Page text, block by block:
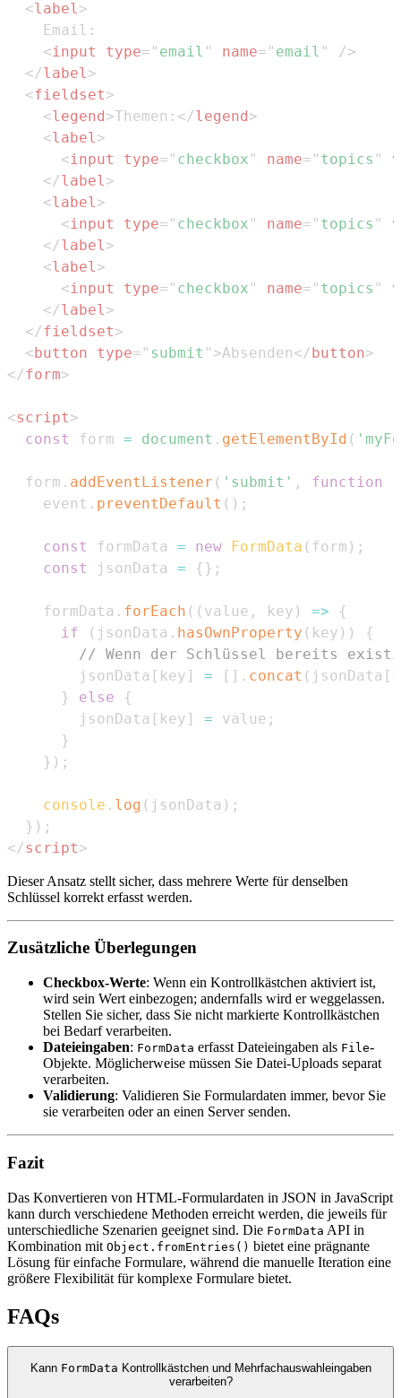
<label >
<input type= " email " name= " email "
/>
</label >
<fieldset>
<legend>Themen: </legend>
<label >
<input type= " checkbox " name= " topics "
</label >
<label >
<input type= " checkbox " name= " topics "
</label >
<label >
<input type= " checkbox " name= " topics "
</label >
</fieldset>
<button type= " submit " >Absenden</button>
</form>
<script>
const
form = document . getElementById (
  form
. addEventListener ( 'submit' , function
    event
. preventDefault ( ) ;
const formData = new FormData ( form ) ;
const
jsonData = { } ;
    formData
. forEach ( ( value , key ) =>
{
if
( jsonData . hasOwnProperty ( key ) )
{
// Wenn der Schlüssel bereits
        jsonData
[ key ] = [ ] . concat ( jsonData [
}
else
{
        jsonData
[ key ] = value ;
}
} ) ;
console . log ( jsonData ) ;
} ) ;
</script>
Dieser Ansatz stellt sicher, dass mehrere Werte für denselben
Schlüssel korrekt erfasst werden.
Zusätzliche Überlegungen
Checkbox-Werte: Wenn ein Kontrollkästchen aktiviert ist,
wird sein Wert einbezogen; andernfalls wird er weggelassen.
Stellen Sie sicher, dass Sie nicht markierte Kontrollkästchen
bei Bedarf verarbeiten.
Dateieingaben: FormData erfasst Dateieingaben als File-
Objekte. Möglicherweise müssen Sie Datei-Uploads separat
verarbeiten.
Validierung: Validieren Sie Formulardaten immer, bevor Sie
sie verarbeiten oder an einen Server senden.
Fazit
Das Konvertieren von HTML-Formulardaten in JSON in JavaScript
kann durch verschiedene Methoden erreicht werden, die jeweils für
unterschiedliche Szenarien geeignet sind. Die FormData API in
Kombination mit Object.fromEntries() bietet eine prägnante
Lösung für einfache Formulare, während die manuelle Iteration eine
größere Flexibilität für komplexe Formulare bietet.
FAQs
Kann FormData Kontrollkästchen und Mehrfachauswahleingaben
verarbeiten?